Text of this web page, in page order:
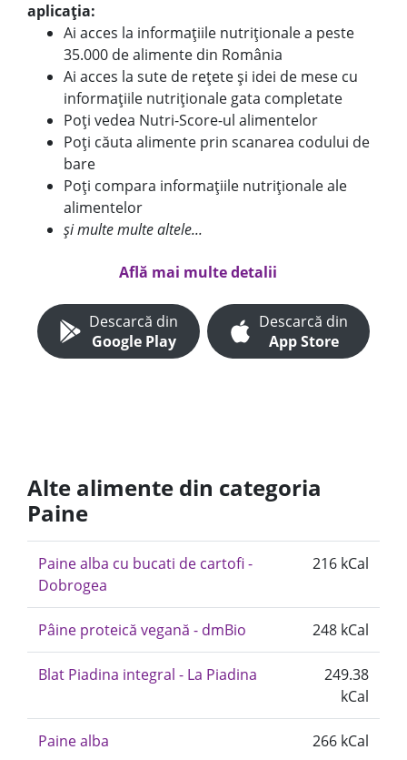
aplicația:
Ai acces la informațiile nutriționale a peste
35.000 de alimente din România
Ai acces la sute de rețete și idei de mese cu
informațiile nutriționale gata completate
Poți vedea Nutri-Score-ul alimentelor
Poți căuta alimente prin scanarea codului de
bare
Poți compara informațiile nutriționale ale
alimentelor
și multe multe altele...
Află mai multe detalii
Descarcă din
Google Play
Descarcă din
App Store
Alte alimente din categoria
Paine
Paine alba cu bucati de cartofi -
Dobrogea
216 kCal
Pâine proteică vegană - dmBio 248 kCal
Blat Piadina integral - La Piadina
249.38
kCal
Paine alba 266 kCal